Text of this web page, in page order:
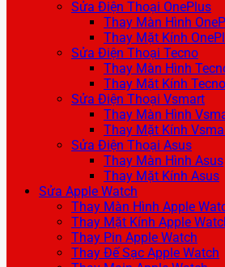
Sửa Điện Thoại OnePlus
Thay Màn Hình
Thay Mặt Kính
Sửa Điện Thoại Tecno
Thay Màn Hình
Thay Mặt Kính Tecno
Sửa Điện Thoại Vsmart
Thay Màn Hình
Thay Mặt Kính
Sửa Điện Thoại Asus
Thay Màn Hình Asus
Thay Mặt Kính Asus
Sửa Apple Watch
Thay Màn Hình Apple
Thay Mặt Kính Apple
Thay Pin Apple Watch
Thay Đế Sạc Apple Watch